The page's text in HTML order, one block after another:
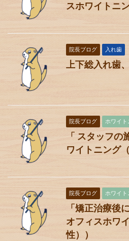
スホワイトニ
院長ブログ 入れ歯
上下総入れ歯
院長ブログ ホワイト
「 スタッフ
ワイトニング
院長ブログ ホワイト
「矯正治療後
オフィスホワ
性））